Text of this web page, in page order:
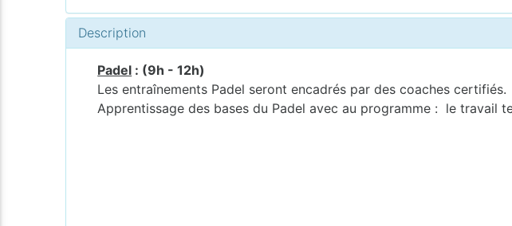
Description
Padel : (9h - 12h)
Les entraînements Padel seront encadrés par des coaches certifiés.
Apprentissage des bases du Padel avec au programme : le travail